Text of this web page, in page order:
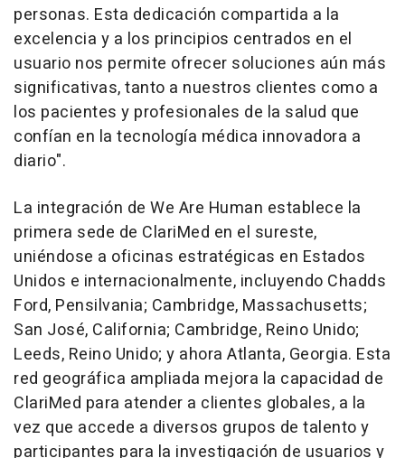
personas. Esta dedicación compartida a la
excelencia y a los principios centrados en el
usuario nos permite ofrecer soluciones aún más
significativas, tanto a nuestros clientes como a
los pacientes y profesionales de la salud que
confían en la tecnología médica innovadora a
diario".
La integración de We Are Human establece la
primera sede de ClariMed en el sureste,
uniéndose a oficinas estratégicas en Estados
Unidos e internacionalmente, incluyendo Chadds
Ford, Pensilvania; Cambridge, Massachusetts;
San José, California; Cambridge, Reino Unido;
Leeds, Reino Unido; y ahora Atlanta, Georgia. Esta
red geográfica ampliada mejora la capacidad de
ClariMed para atender a clientes globales, a la
vez que accede a diversos grupos de talento y
participantes para la investigación de usuarios y